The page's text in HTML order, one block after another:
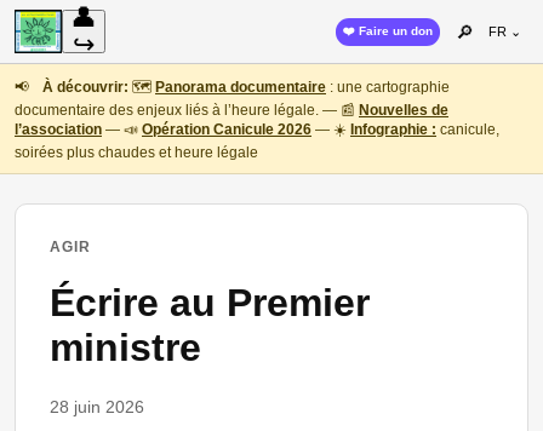
👤
↪
❤️ Faire un don 🔎 FR ⌄
📢 À découvrir: 🗺️ Panorama documentaire : une cartographie
documentaire des enjeux liés à l’heure légale. — 📰 Nouvelles de
l’association — 📣 Opération Canicule 2026 — ☀️ Infographie : canicule,
soirées plus chaudes et heure légale
AGIR
Écrire au Premier
ministre
28 juin 2026